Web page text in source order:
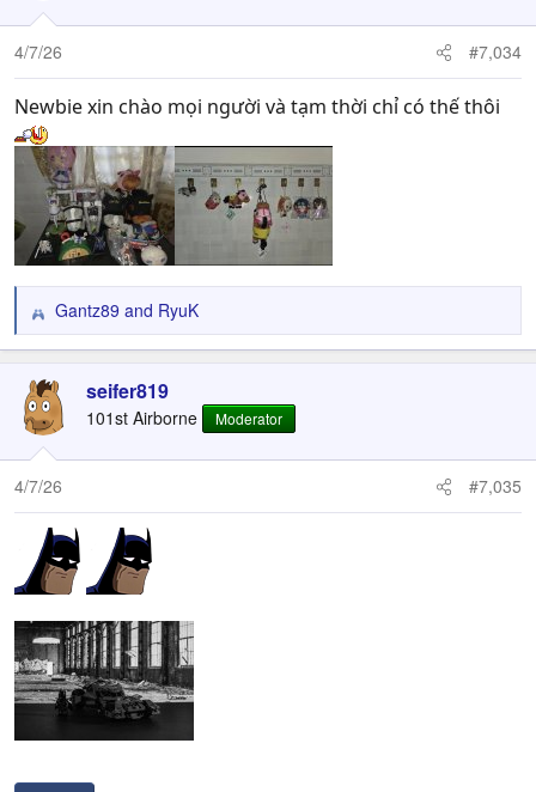
o
n
4/7/26 #7,034
Newbie xin chào mọi người và tạm thời chỉ có thế thôi
R
e
c
t
i
o
n
Gantz89 and RyuK
seifer819
101st Airborne Moderator
4/7/26 #7,035